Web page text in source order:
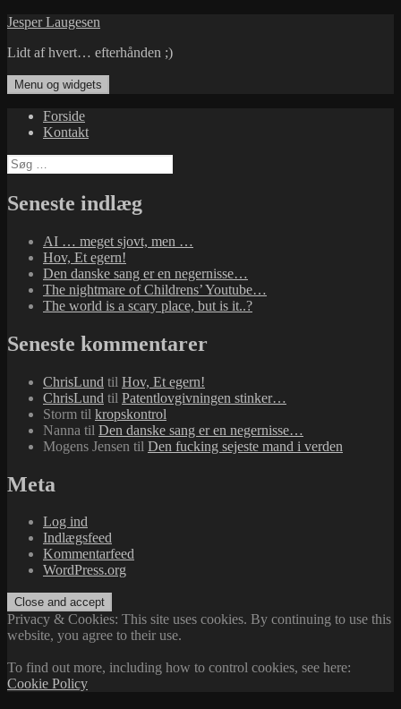
Hop
indhold
Jesper Laugesen
Lidt af hvert… efterhånden ;)
Menu og widgets
Forside
Kontakt
Søg
efter:
Seneste indlæg
AI … meget sjovt, men …
Hov, Et egern!
Den danske sang er en negernisse…
The nightmare of Childrens’ Youtube…
The world is a scary place, but is it..?
Seneste kommentarer
ChrisLund til Hov, Et egern!
ChrisLund til Patentlovgivningen stinker…
Storm til kropskontrol
Nanna til Den danske sang er en negernisse…
Mogens Jensen til Den fucking sejeste mand i verden
Meta
Log ind
Indlægsfeed
Kommentarfeed
WordPress.org
Privacy & Cookies: This site uses cookies. By continuing to use this
website, you agree to their use.
To find out more, including how to control cookies, see here:
Cookie Policy